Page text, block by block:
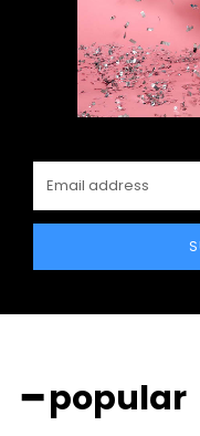
━ popular